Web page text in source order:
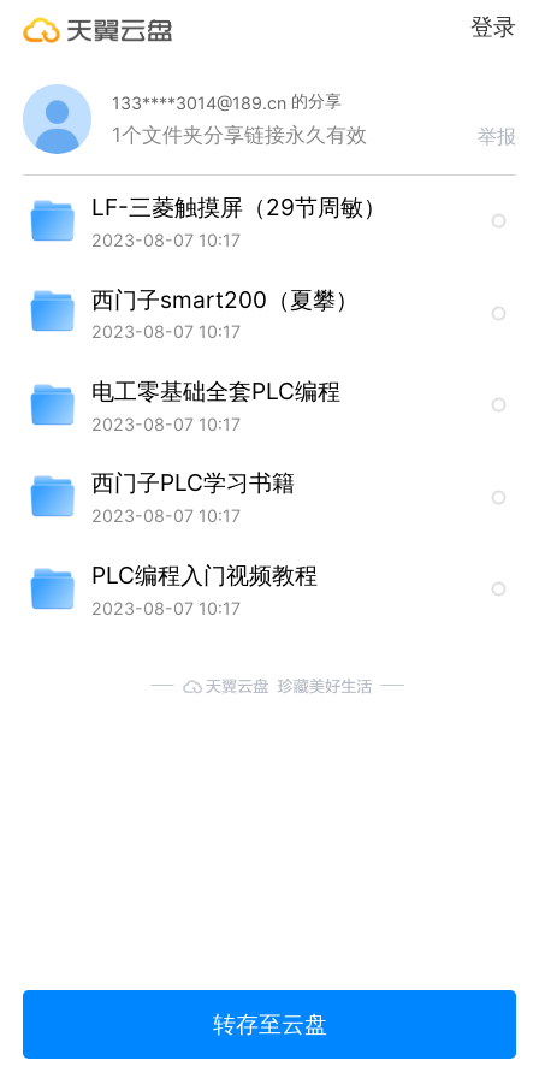
登录
133****3014@189.cn 的分享
1个文件夹分享链接永久有效 举报
LF-三菱触摸屏（29节周敏）
2023-08-07 10:17
西门子smart200（夏攀）
2023-08-07 10:17
电工零基础全套PLC编程
2023-08-07 10:17
西门子PLC学习书籍
2023-08-07 10:17
PLC编程入门视频教程
2023-08-07 10:17
转存至云盘